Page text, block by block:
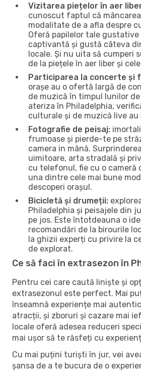
Vizitarea piețelor în aer
cunoscut faptul că
modalitate de a afla despre
Oferă papilelor tale
captivantă și gustă câteva
locale. Și nu uita să cumperi
de la piețele în aer liber și
Participarea la concerte și
orașe au o ofertă largă de
de muzică în timpul lunilor
ateriza în Philadelphia,
culturale și de muzică live au
Fotografie de peisaj:
frumoase și pierde-te pe
camera in mână.
uimitoare, arta stradală și
cu telefonul, fie cu o cameră
una dintre cele mai bune
descoperi orașul.
Bicicletă și drumeții:
Philadelphia și peisajele din
pe jos. Este întotdeauna o
recomandări de la birourile
la ghizii experți cu privire la
de explorat.
Ce să faci în extrasezon în
Pentru cei care caută liniște și
extrasezonul este perfect. Mai
înseamnă experiențe mai
atracții, și zboruri și cazare mai
locale oferă adesea reduceri
mai ușor să te răsfeți cu
Cu mai puțini turiști în jur, vei
șansa de a te bucura de o